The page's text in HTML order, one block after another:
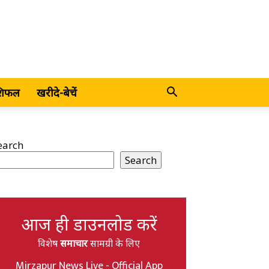
खरीदे-बेचें
Search
आज ही डाउनलोड करें
विशेषसमाचारसामग्री के लिए